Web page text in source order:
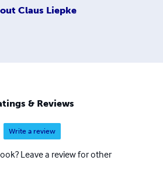
Claus Liepke
& Reviews
Write a review
Leave a review for other